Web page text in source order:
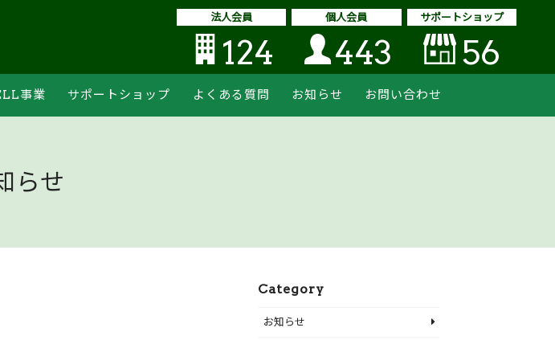
法人会員
124
個人会員
443
サポートショップ
56
事業 サポートショップ よくある質問 お知らせ お問い合わせ
らせ
Category
お知らせ